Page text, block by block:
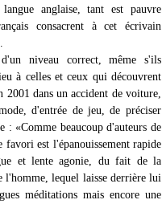
anglaise, tant est pauvre
consacrent à cet écrivain
niveau correct, même s'ils
à celles et ceux qui découvrent
dans un accident de voiture,
d'entrée de jeu, de préciser
«Comme beaucoup d'auteurs de
est l'épanouissement rapide
et lente agonie, du fait de la
l'homme, lequel laisse derrière lui
méditations mais encore une